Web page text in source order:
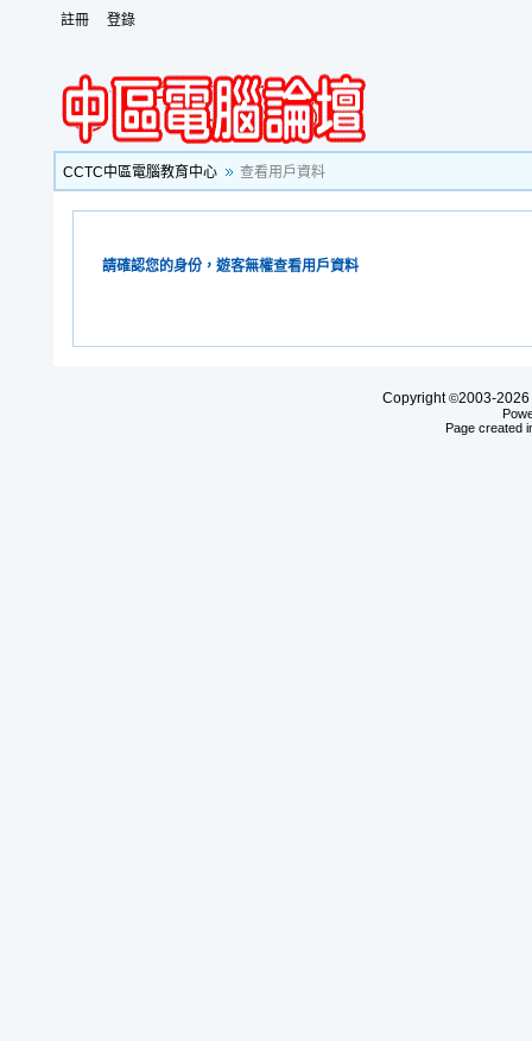
註冊 登錄
CCTC中區電腦教育中心 查看用戶資料
請確認您的身份，遊客無權查看用戶資料
Copyright©2003-2026
Page created